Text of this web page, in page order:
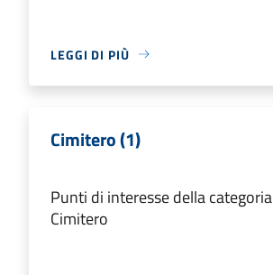
LEGGI DI PIÙ
Cimitero (1)
Punti di interesse della categoria
Cimitero